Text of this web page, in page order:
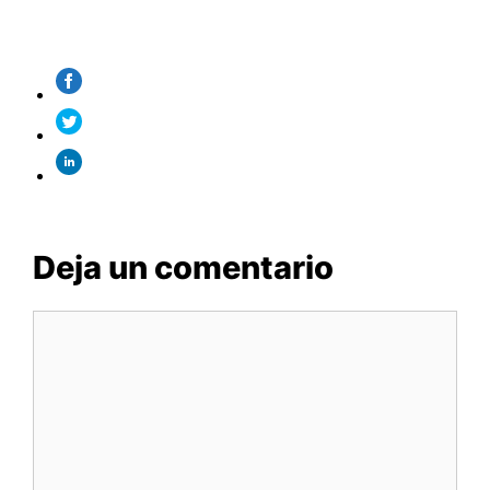
Deja un comentario